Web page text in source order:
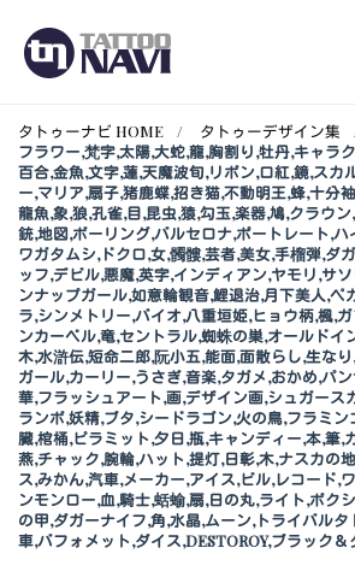
タトゥーナビ HOME タトゥーデザイン集
フラワー,梵字,太陽,大蛇,龍,胸割り,牡丹,キャラ
百合,金魚,文字,蓮,天魔波旬,リボン,口紅,鏡,ス
ー,マリア,扇子,猪鹿蝶,招き猫,不動明王,蜂,十分
龍魚,象,狼,孔雀,目,昆虫,猿,勾玉,楽器,鳩,クラウ
銃,地図,ボーリング,バルセロナ,ポートレート,
ワガタムシ,ドクロ,女,髑髏,芸者,美女,手榴弾,ダ
ッフ,デビル,悪魔,英字,インディアン,ヤモリ,サ
ンナップガール,如意輪観音,鯉退治,月下美人,
ラ,シンメトリー,バイオ,八重垣姫,ヒョウ柄,楓,
ンカーベル,竜,セントラル,蜘蛛の巣,オールド
木,水滸伝,短命二郎,阮小五,能面,面散らし,生な
ガール,カーリー,うさぎ,音楽,タガメ,おかめ,パ
華,フラッシュアート,画,デザイン画,シュガー
ランボ,妖精,ブタ,シードラゴン,火の鳥,フラミ
臓,棺桶,ピラミット,夕日,瓶,キャンディー,本,筆
燕,チャック,腕輪,ハット,提灯,日彰,木,ナスカの
ス,みかん,汽車,メーカー,アイス,ビル,レコード,
ンモンロー,血,騎士,蛞蝓,扇,日の丸,ライト,ボク
の甲,ダガーナイフ,角,水晶,ムーン,トライバル
車,バフォメット,ダイス,DESTOROY,ブラック